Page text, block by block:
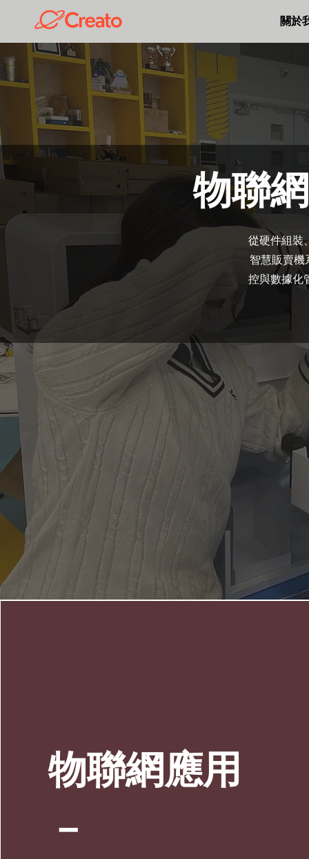
關於
物聯
從硬件組裝
智慧販賣
控與數據化
物聯網應用
－